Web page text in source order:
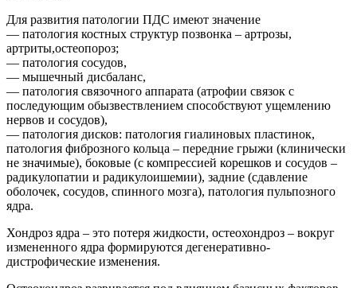
Для развития патологии ПДС имеют значение
— патология костных структур позвонка – артрозы,
артриты,остеопороз;
— патология сосудов,
— мышечный дисбаланс,
— патология связочного аппарата (атрофии связок с
последующим обызвествлением способствуют ущемлению
нервов и сосудов),
— патология дисков: патология гиалиновых пластинок,
патология фиброзного кольца – передние грыжи (клинически
не значимые), боковые (с компрессией корешков и сосудов –
радикулопатии и радикулоишемии), задние (сдавление
оболочек, сосудов, спинного мозга), патология пульпозного
ядра.
Хондроз ядра – это потеря жидкости, остеохондроз – вокруг
измененного ядра формируются дегенеративно-
дистрофические изменения.